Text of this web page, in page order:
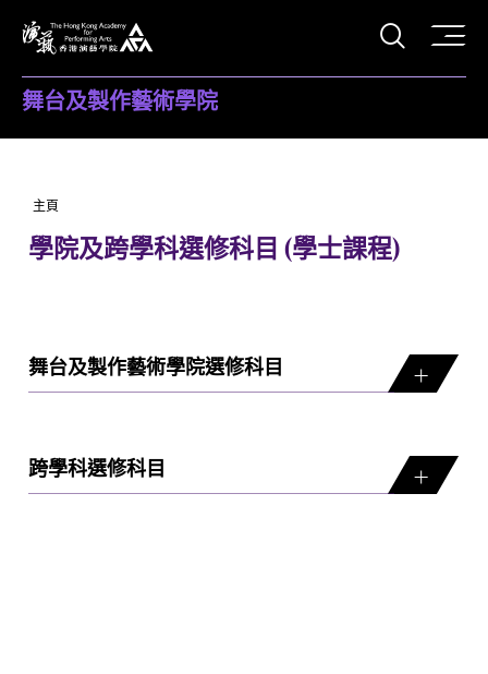
打開
舞台及製作藝術學院
主頁
學院及跨學科選修科目 (學士課程)
舞台及製作藝術學院選修科目
跨學科選修科目